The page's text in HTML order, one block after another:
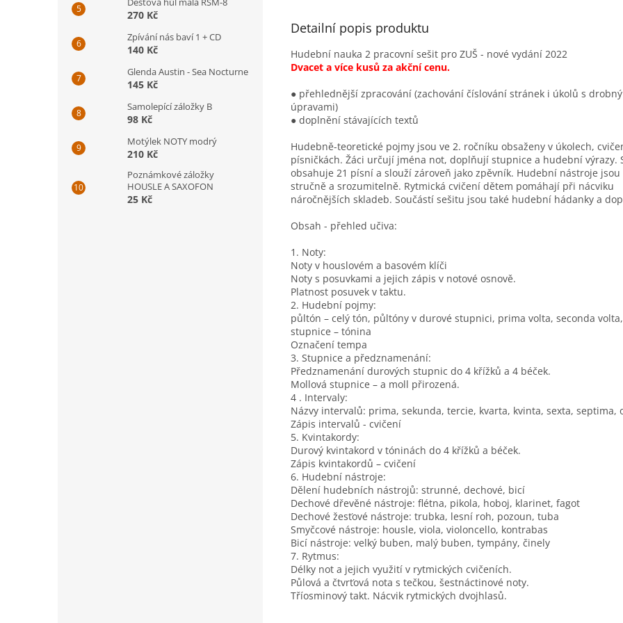
270 Kč
Zpívání nás baví 1 + CD
140 Kč
Glenda Austin - Sea Nocturne
145 Kč
Samolepící záložky B
98 Kč
Motýlek NOTY modrý
210 Kč
Poznámkové záložky
HOUSLE A SAXOFON
25 Kč
Detailní popis produktu
Hudební nauka 2 pracovní sešit pro ZUŠ - nové vydání 2022
Dvacet a více kusů za akční cenu.
● přehlednější zpracování (zachování číslování stránek i úkolů s
úpravami)
● doplnění stávajících textů
Hudebně-teoretické pojmy jsou ve 2. ročníku obsaženy v úkolech,
písničkách. Žáci určují jména not, doplňují stupnice a hudební výrazy.
obsahuje 21 písní a slouží zároveň jako zpěvník. Hudební nástroje jsou
stručně a srozumitelně. Rytmická cvičení dětem pomáhají při nácviku
náročnějších skladeb. Součástí sešitu jsou také hudební hádanky a
Obsah - přehled učiva:
1. Noty:
Noty v houslovém a basovém klíči
Noty s posuvkami a jejich zápis v notové osnově.
Platnost posuvek v taktu.
2. Hudební pojmy:
půltón – celý tón, půltóny v durové stupnici, prima volta, seconda
stupnice – tónina
Označení tempa
3. Stupnice a předznamenání:
Předznamenání durových stupnic do 4 křížků a 4 béček.
Mollová stupnice – a moll přirozená.
4 . Intervaly:
Názvy intervalů: prima, sekunda, tercie, kvarta, kvinta, sexta, septima,
Zápis intervalů - cvičení
5. Kvintakordy:
Durový kvintakord v tóninách do 4 křížků a béček.
Zápis kvintakordů – cvičení
6. Hudební nástroje:
Dělení hudebních nástrojů: strunné, dechové, bicí
Dechové dřevěné nástroje: flétna, pikola, hoboj, klarinet, fagot
Dechové žesťové nástroje: trubka, lesní roh, pozoun, tuba
Smyčcové nástroje: housle, viola, violoncello, kontrabas
Bicí nástroje: velký buben, malý buben, tympány, činely
7. Rytmus:
Délky not a jejich využití v rytmických cvičeních.
Půlová a čtvrťová nota s tečkou, šestnáctinové noty.
Tříosminový takt. Nácvik rytmických dvojhlasů.